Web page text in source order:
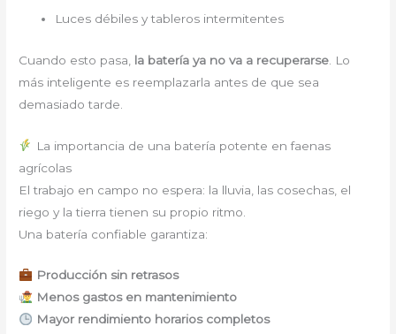
Luces débiles y tableros intermitentes
Cuando esto pasa, la batería ya no va a recuperarse . Lo
más inteligente es reemplazarla antes de que sea
demasiado tarde.
La importancia de una batería potente en faenas
agrícolas
El trabajo en campo no espera: la lluvia, las cosechas, el
riego y la tierra tienen su propio ritmo.
Una batería confiable garantiza:
Producción sin retrasos
Menos gastos en mantenimiento
Mayor rendimiento horarios completos